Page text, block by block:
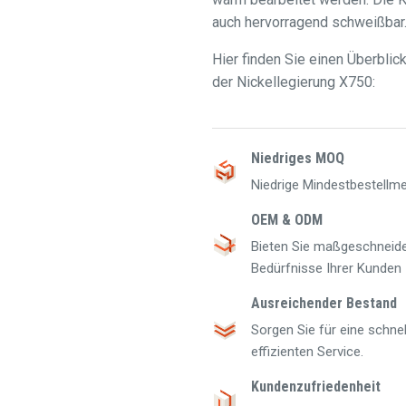
auch hervorragend schweißbar.
Hier finden Sie einen
der Nickellegierung X750:
Niedriges MOQ
Niedrige
OEM & ODM
Bieten Sie
Bedürfnisse Ihrer Kunden
Ausreichender Bestand
Sorgen Sie für eine
effizienten Service.
Kundenzufriedenheit